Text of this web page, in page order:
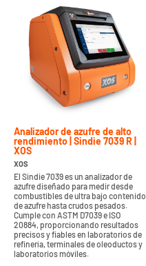
Analizador de azufre de alto
rendimiento | Sindie 7039 R |
XOS
XOS
El Sindie 7039 es un analizador de
azufre diseñado para medir desde
combustibles de ultra bajo contenido
de azufre hasta crudos pesados.
Cumple con ASTM D7039 e ISO
20884, proporcionando resultados
precisos y fiables en laboratorios de
refinería, terminales de oleoductos y
laboratorios móviles.